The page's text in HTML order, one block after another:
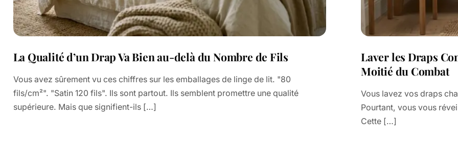
La Qualité d’un Drap Va Bien au-delà du Nombre de Fils
Vous avez sûrement vu ces chiffres sur les emballages de linge de lit. "80
fils/cm²". "Satin 120 fils". Ils sont partout. Ils semblent promettre une qualité
supérieure. Mais que signifient-ils […]
Laver les Draps
Moitié du Combat
Vous lavez vos draps
Pourtant, vous vous
Cette […]